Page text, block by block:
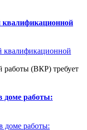
квалификационной
(ВКР) требует
доме работы: